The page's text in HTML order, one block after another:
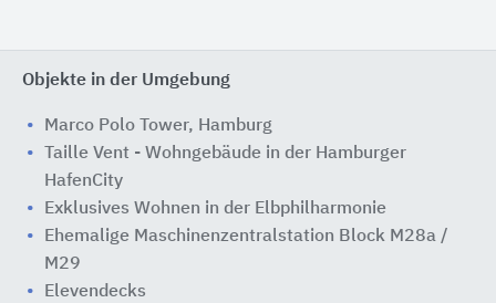
Objekte in der Umgebung
Marco Polo Tower, Hamburg
Taille Vent - Wohngebäude in der Hamburger
HafenCity
Exklusives Wohnen in der Elbphilharmonie
Ehemalige Maschinenzentralstation Block M28a /
M29
Elevendecks